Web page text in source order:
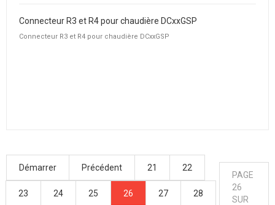
Connecteur R3 et R4 pour chaudière DCxxGSP
Connecteur R3 et R4 pour chaudière DCxxGSP
Démarrer Précédent 21 22
23 24 25 26 27 28
PAGE
26
SUR